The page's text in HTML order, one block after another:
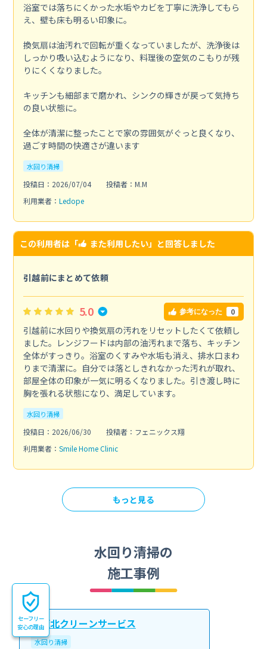
浴室では落ちにくかった水垢やカビを丁寧に洗浄してもら
え、壁も床も明るい印象に。
換気扇は油汚れで回転が重くなっていましたが、洗浄後は
しっかり吸い込むようになり、料理後の空気のこもりが残
りにくくなりました。
キッチンも細部まで磨かれ、シンクの輝きが戻って気持ち
の良い状態に。
全体が清潔に整ったことで家の雰囲気がぐっと良くなり、
過ごす時間の快適さが違います
水回り清掃
投稿日：2026/07/04
投稿者：M.M
利用業者： Ledope
この利用者は「 また利用したい」と回答しました
引越前にまとめて依頼
5.0 参考になった 0
引越前に水回りや換気扇の汚れをリセットしたくて依頼し
ました。レンジフードは内部の油汚れまで落ち、キッチン
全体がすっきり。浴室のくすみや水垢も消え、排水口まわ
りまで清潔に。自分では落としきれなかった汚れが取れ、
部屋全体の印象が一気に明るくなりました。引き渡し時に
胸を張れる状態になり、満足しています。
水回り清掃
投稿日：2026/06/30
投稿者：フェニックス翔
利用業者： Smile Home Clinic
もっと見る
水回り清掃の
施工事例
大阪北クリーンサービス
水回り清掃
セーフリー
安心の理由